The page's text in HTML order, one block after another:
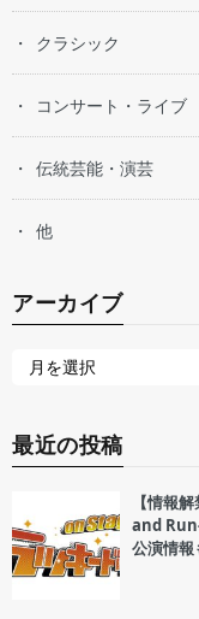
クラシック
コンサート・ライブ
伝統芸能・演芸
他
アーカイブ
最近の投稿
【情報
and
公演情報